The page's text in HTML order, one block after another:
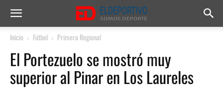
Inicio Fútbol Primera Regional
El Portezuelo se mostró muy
superior al Pinar en Los Laureles